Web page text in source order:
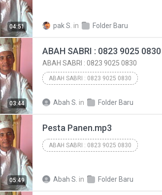
04:51 ABAH SABRI : 0823 9025 0830
pak S. in Folder Baru
03:44
ABAH SABRI : 0823 9025 0830
ABAH SABRI : 0823 9025 0830
ABAH SABRI : 0823 9025 0830
Abah S. in Folder Baru
05:49
Pesta Panen.mp3
ABAH SABRI : 0823 9025 0830
ABAH SABRI : 0823 9025 0830
Abah S. in Folder Baru